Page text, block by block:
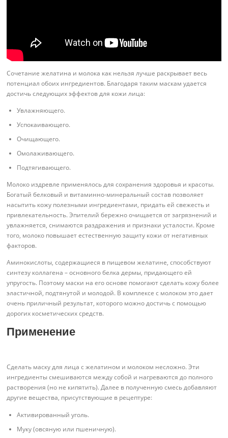
Сочетание желатина и молока как нельзя лучше раскрывает весь
потенциал обоих ингредиентов. Благодаря таким маскам удается
достичь следующих эффектов для кожи лица:
Увлажняющего.
Успокаивающего.
Очищающего.
Омолаживающего.
Подтягивающего.
Молоко издревле применялось для сохранения здоровья и красоты.
Богатый белковый и витаминно-минеральный состав позволяет
насытить кожу полезными ингредиентами, придать ей свежесть и
привлекательность. Эпителий бережно очищается от загрязнений и
увлажняется, снимаются раздражения и признаки усталости. Кроме
того, молоко повышает естественную защиту кожи от негативных
факторов.
Аминокислоты, содержащиеся в пищевом желатине, способствуют
синтезу коллагена – основного белка дермы, придающего ей
упругость. Поэтому маски на его основе помогают сделать кожу более
эластичной, подтянутой и молодой. В комплексе с молоком это дает
очень приличный результат, которого можно достичь с помощью
дорогих косметических средств.
Применение
Сделать маску для лица с желатином и молоком несложно. Эти
ингредиенты смешиваются между собой и нагреваются до полного
растворения (но не кипятить). Далее в полученную смесь добавляют
другие вещества, присутствующие в рецептуре:
Активированный уголь.
Муку (овсяную или пшеничную).